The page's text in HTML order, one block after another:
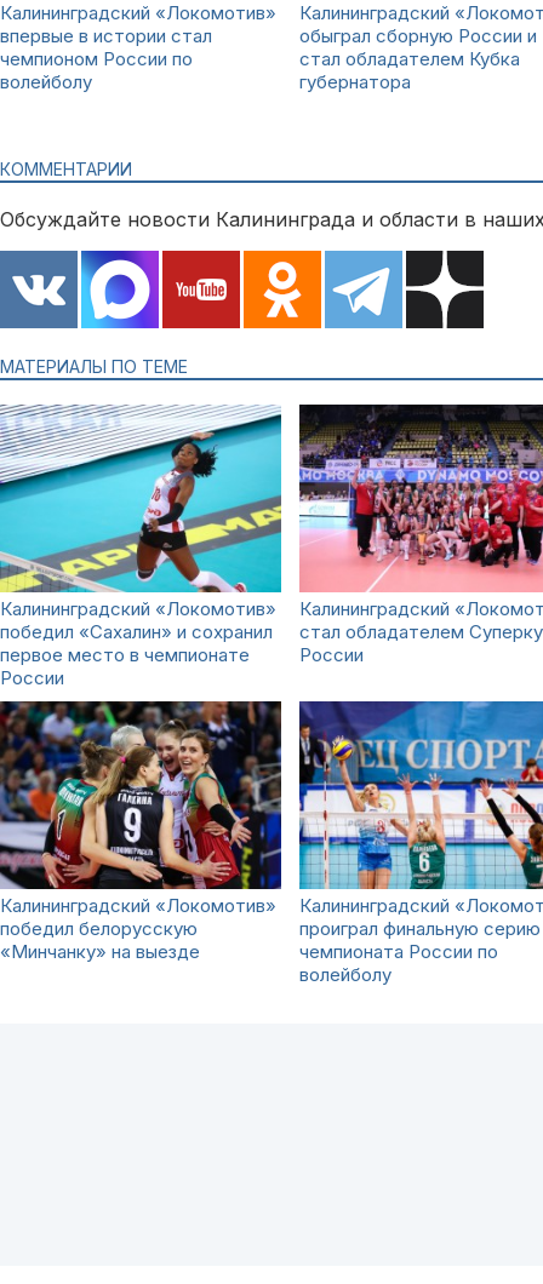
Калининградский «Локомотив»
впервые в истории стал
чемпионом России по
волейболу
Калининградский
обыграл сборную России и
стал обладателем Кубка
губернатора
КОММЕНТАРИИ
Обсуждайте новости Калининграда и области в
МАТЕРИАЛЫ ПО ТЕМЕ
Калининградский «Локомотив»
победил «Сахалин» и сохранил
первое место в чемпионате
России
Калининградский
стал обладателем
России
Калининградский «Локомотив»
победил белорусскую
«Минчанку» на выезде
Калининградский
проиграл финальную серию
чемпионата России по
волейболу